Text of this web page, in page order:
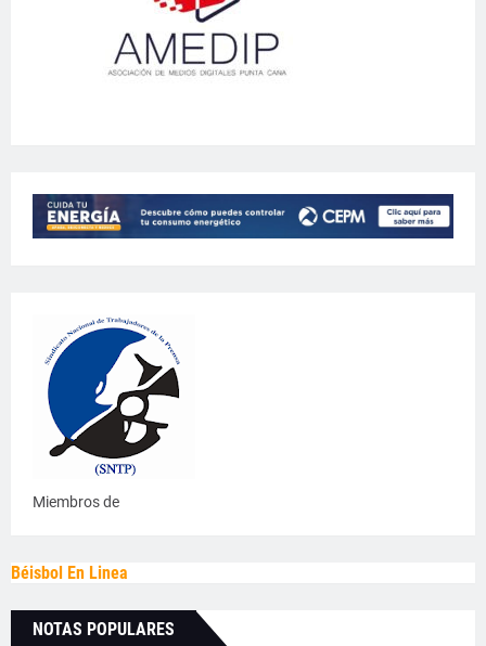
Miembros de
Béisbol En Linea
NOTAS POPULARES